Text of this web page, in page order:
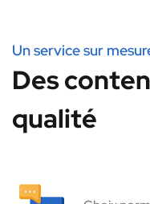
Un service sur
Des
qualité